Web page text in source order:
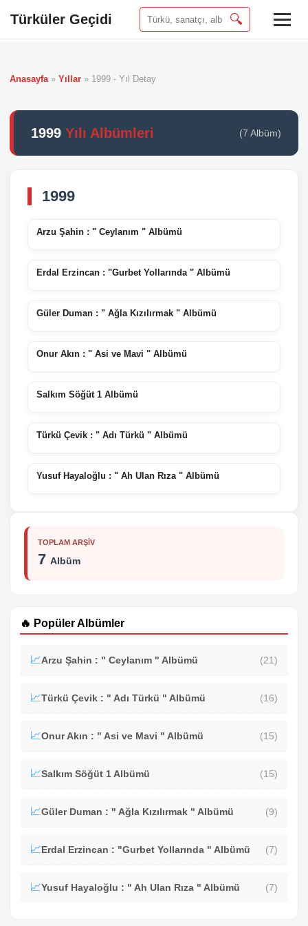
Türküler Geçidi 🔍
Anasayfa» Yıllar » 1999 - Yıl Detay
1999 Yılı Albümleri (7 Albüm)
1999
Arzu Şahin : " Ceylanım " Albümü
Erdal Erzincan : "Gurbet Yollarında " Albümü
Güler Duman : " Ağla Kızılırmak " Albümü
Onur Akın : " Asi ve Mavi " Albümü
Salkım Söğüt 1 Albümü
Türkü Çevik : " Adı Türkü " Albümü
Yusuf Hayaloğlu : " Ah Ulan Rıza " Albümü
TOPLAM ARŞIV
7 Albüm
🔥 Popüler Albümler
📈Arzu Şahin : " Ceylanım " Albümü (21)
📈Türkü Çevik : " Adı Türkü " Albümü (16)
📈Onur Akın : " Asi ve Mavi " Albümü (15)
📈Salkım Söğüt 1 Albümü (15)
📈Güler Duman : " Ağla Kızılırmak " Albümü (9)
📈Erdal Erzincan : "Gurbet Yollarında " Albümü (7)
📈Yusuf Hayaloğlu : " Ah Ulan Rıza " Albümü (7)